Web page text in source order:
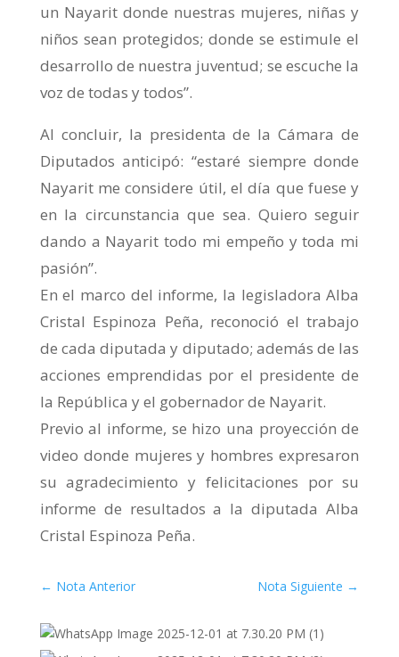
un Nayarit donde nuestras mujeres, niñas y
niños sean protegidos; donde se estimule el
desarrollo de nuestra juventud; se escuche la
voz de todas y todos”.
Al concluir, la presidenta de la Cámara de
Diputados anticipó: “estaré siempre donde
Nayarit me considere útil, el día que fuese y
en la circunstancia que sea. Quiero seguir
dando a Nayarit todo mi empeño y toda mi
pasión”.
En el marco del informe, la legisladora Alba
Cristal Espinoza Peña, reconoció el trabajo
de cada diputada y diputado; además de las
acciones emprendidas por el presidente de
la República y el gobernador de Nayarit.
Previo al informe, se hizo una proyección de
video donde mujeres y hombres expresaron
su agradecimiento y felicitaciones por su
informe de resultados a la diputada Alba
Cristal Espinoza Peña.
← Nota Anterior Nota Siguiente →